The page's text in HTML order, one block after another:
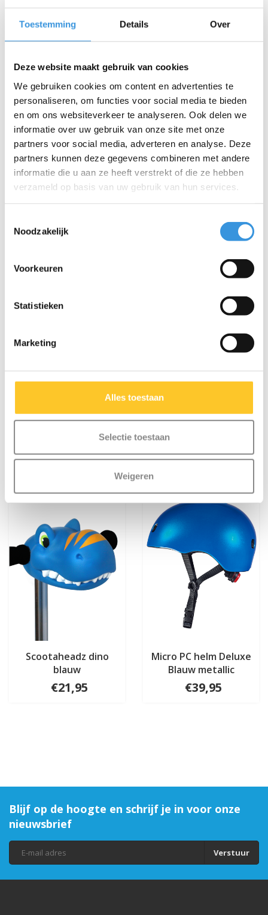
Toestemming Details Over
Deze website maakt gebruik van cookies
We gebruiken cookies om content en advertenties te
personaliseren, om functies voor social media te bieden
en om ons websiteverkeer te analyseren. Ook delen we
informatie over uw gebruik van onze site met onze
partners voor social media, adverteren en analyse. Deze
partners kunnen deze gegevens combineren met andere
informatie die u aan ze heeft verstrekt of die ze hebben
verzameld op basis van uw gebruik van hun services.
Noodzakelijk
Voorkeuren
Statistieken
Marketing
Alles toestaan
Selectie toestaan
Weigeren
de step altijd perfect bij de lengte van je kind, terwijl de
dubbele voorwielen en het stabiele met glasvezel versterkte
zichtbaar in het donker. Door het lichtgewicht frame, de
siliconen gripletters op het dek en de eenvoudig te bedienen
rem houdt je kind makkelijk de controle.
Kwaliteit & duurzaamheid:Bij Micro Mobility hechten we
veel waarde aan kwaliteit. Alle producten worden ontworpen
in Zwitserland en vervaardigd met de allerbeste onderdelen,
die bovendien allemaal vervangbaar zijn. Ze zijn uitvoerig
getest en voldoen aan de hoogste normen, waardoor Micro
producten jarenlang meegaan. Duurzaam ondernemen
draait niet alleen om het milieu. Micro zet zich volledig in voor
Specificaties
Iets extra's erbij?
Scootaheadz dino
blauw
€21,95
Micro PC helm Deluxe
Blauw metallic
€39,95
Blijf op de hoogte en schrijf je in voor onze
nieuwsbrief
Verstuur